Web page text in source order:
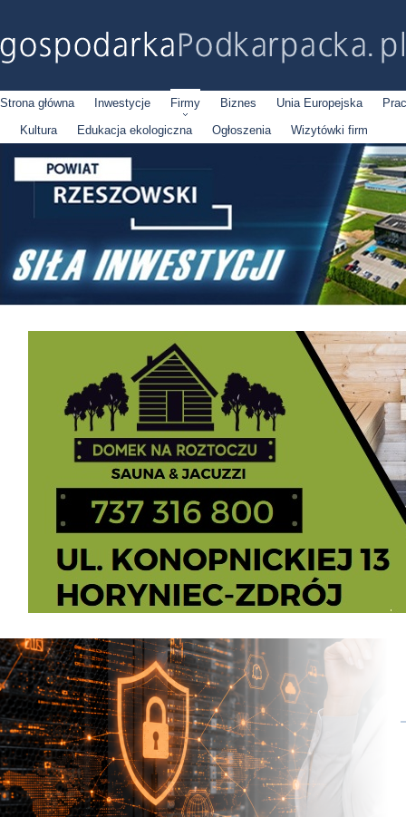
Strona główna Inwestycje Firmy Biznes Unia Europejska
Kultura
Edukacja ekologiczna Ogłoszenia Wizytówki firm